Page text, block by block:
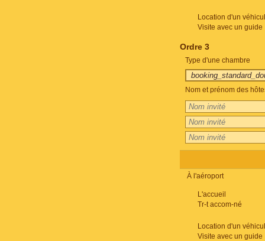
Location d'un
Visite avec un guide
Ordre 3
Type d'une chambre
Nom et prénom des
À l'aéroport
L'accueil
Tr-t accom-né
Location d'un
Visite avec un guide